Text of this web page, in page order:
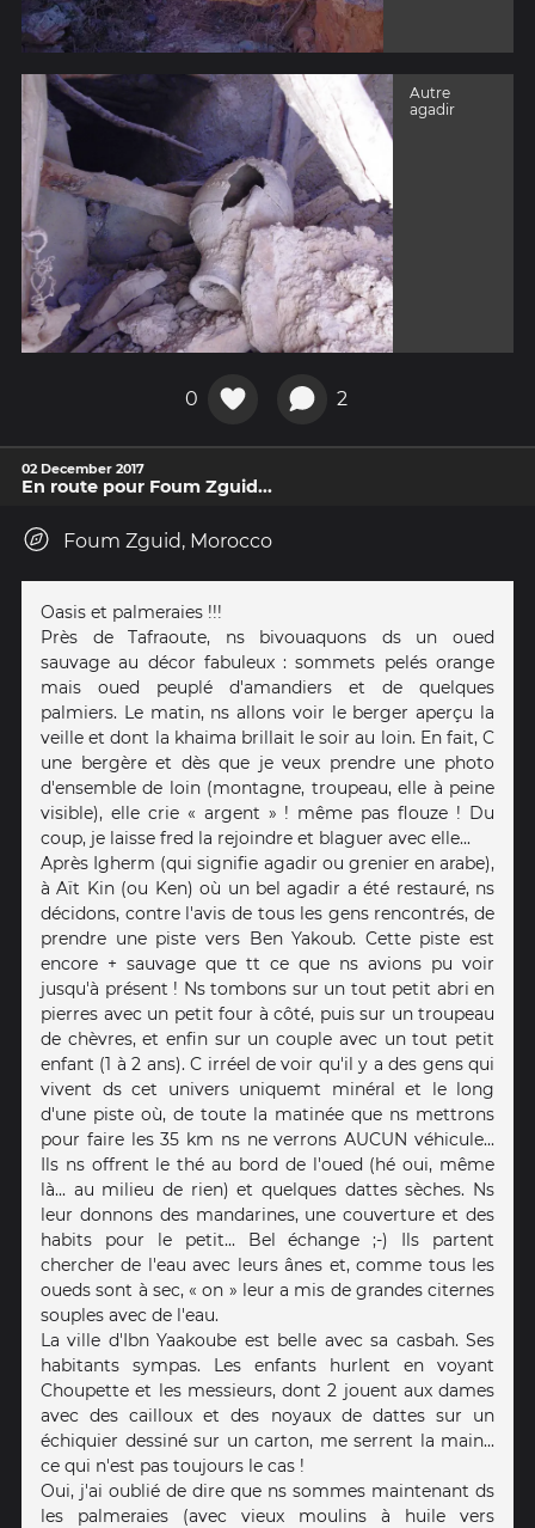
Autre
agadir
0 2
02 December 2017
En route pour Foum Zguid...
Foum Zguid, Morocco
Oasis et palmeraies !!!
Près de Tafraoute, ns bivouaquons ds un oued
sauvage au décor fabuleux : sommets pelés orange
mais oued peuplé d'amandiers et de quelques
palmiers. Le matin, ns allons voir le berger aperçu la
veille et dont la khaima brillait le soir au loin. En fait, C
une bergère et dès que je veux prendre une photo
d'ensemble de loin (montagne, troupeau, elle à peine
visible), elle crie « argent » ! même pas flouze ! Du
coup, je laisse fred la rejoindre et blaguer avec elle...
Après Igherm (qui signifie agadir ou grenier en arabe),
à Aït Kin (ou Ken) où un bel agadir a été restauré, ns
décidons, contre l'avis de tous les gens rencontrés, de
prendre une piste vers Ben Yakoub. Cette piste est
encore + sauvage que tt ce que ns avions pu voir
jusqu'à présent ! Ns tombons sur un tout petit abri en
pierres avec un petit four à côté, puis sur un troupeau
de chèvres, et enfin sur un couple avec un tout petit
enfant (1 à 2 ans). C irréel de voir qu'il y a des gens qui
vivent ds cet univers uniquemt minéral et le long
d'une piste où, de toute la matinée que ns mettrons
pour faire les 35 km ns ne verrons AUCUN véhicule...
Ils ns offrent le thé au bord de l'oued (hé oui, même
là... au milieu de rien) et quelques dattes sèches. Ns
leur donnons des mandarines, une couverture et des
habits pour le petit... Bel échange ;-) Ils partent
chercher de l'eau avec leurs ânes et, comme tous les
oueds sont à sec, « on » leur a mis de grandes citernes
souples avec de l'eau.
La ville d'Ibn Yaakoube est belle avec sa casbah. Ses
habitants sympas. Les enfants hurlent en voyant
Choupette et les messieurs, dont 2 jouent aux dames
avec des cailloux et des noyaux de dattes sur un
échiquier dessiné sur un carton, me serrent la main...
ce qui n'est pas toujours le cas !
Oui, j'ai oublié de dire que ns sommes maintenant ds
les palmeraies (avec vieux moulins à huile vers